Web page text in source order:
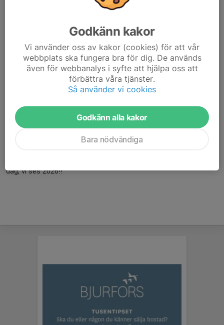
Röken by Sonesson försvarade sig titel från 2024 när man
besegrade UFO FC i finalen 2025
dag, vi ses 2026!!
Godkänn kakor
Vi använder oss av kakor (cookies) för att vår
webbplats ska fungera bra för dig. De används
även för webbanalys i syfte att hjälpa oss att
förbättra våra tjänster.
Så använder vi cookies
Godkänn alla kakor
Bara nödvändiga